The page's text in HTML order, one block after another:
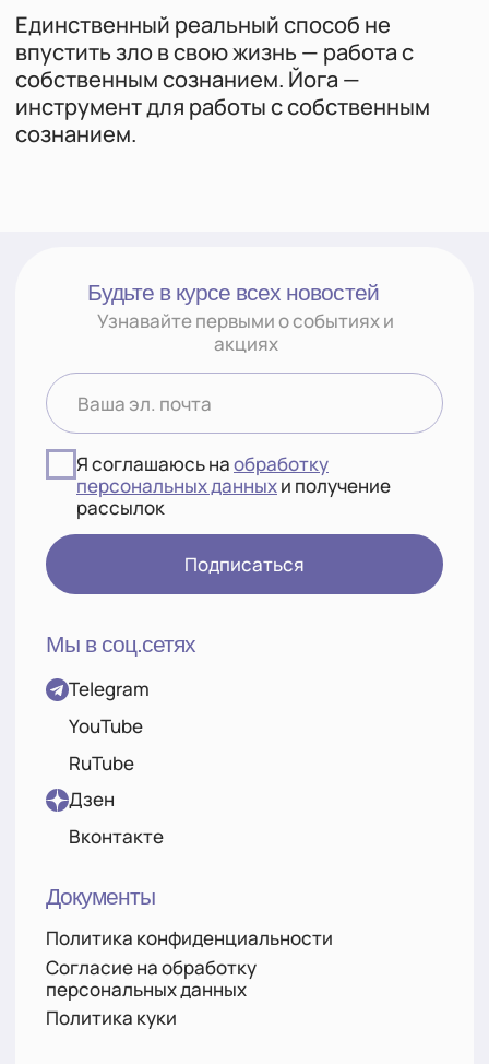
Вконтакте
(вопросы по курсам, обратная
ИП КСЕНОФОНТОВА МАРИНА ЕВГЕНЬЕВНА
ОГРНИП 319631300101827
ИНН 632200860531
Документы
Разработка сайта
Политика конфиденциальности
Дзен